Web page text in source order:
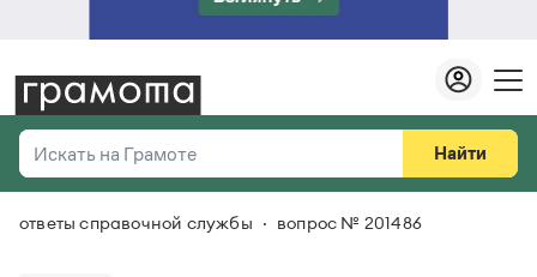
Искать на Грамоте
Справочная служба
Найти
Везде
ответы справочной службы вопрос № 201486